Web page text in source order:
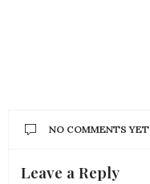
NO COMMENTS YET
Leave a Reply